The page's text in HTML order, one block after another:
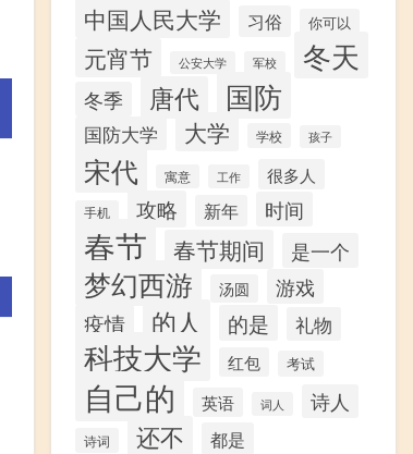
中国人民大学 习俗 你可以
元宵节 公安大学 军校 冬天
冬季 唐代 国防
国防大学 大学 学校 孩子
宋代 寓意 工作 很多人
手机 攻略 新年 时间
春节 春节期间 是一个
梦幻西游 汤圆 游戏
疫情 的人 的是 礼物
科技大学 红包 考试
自己的 英语 词人 诗人
诗词 还不 都是